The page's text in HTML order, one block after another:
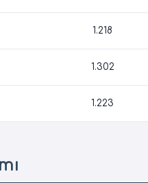
1.218
1.302
1.223